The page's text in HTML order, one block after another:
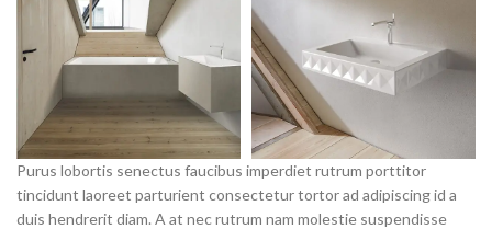
Purus lobortis senectus faucibus imperdiet rutrum porttitor
tincidunt laoreet parturient consectetur tortor ad adipiscing id a
duis hendrerit diam. A at nec rutrum nam molestie suspendisse